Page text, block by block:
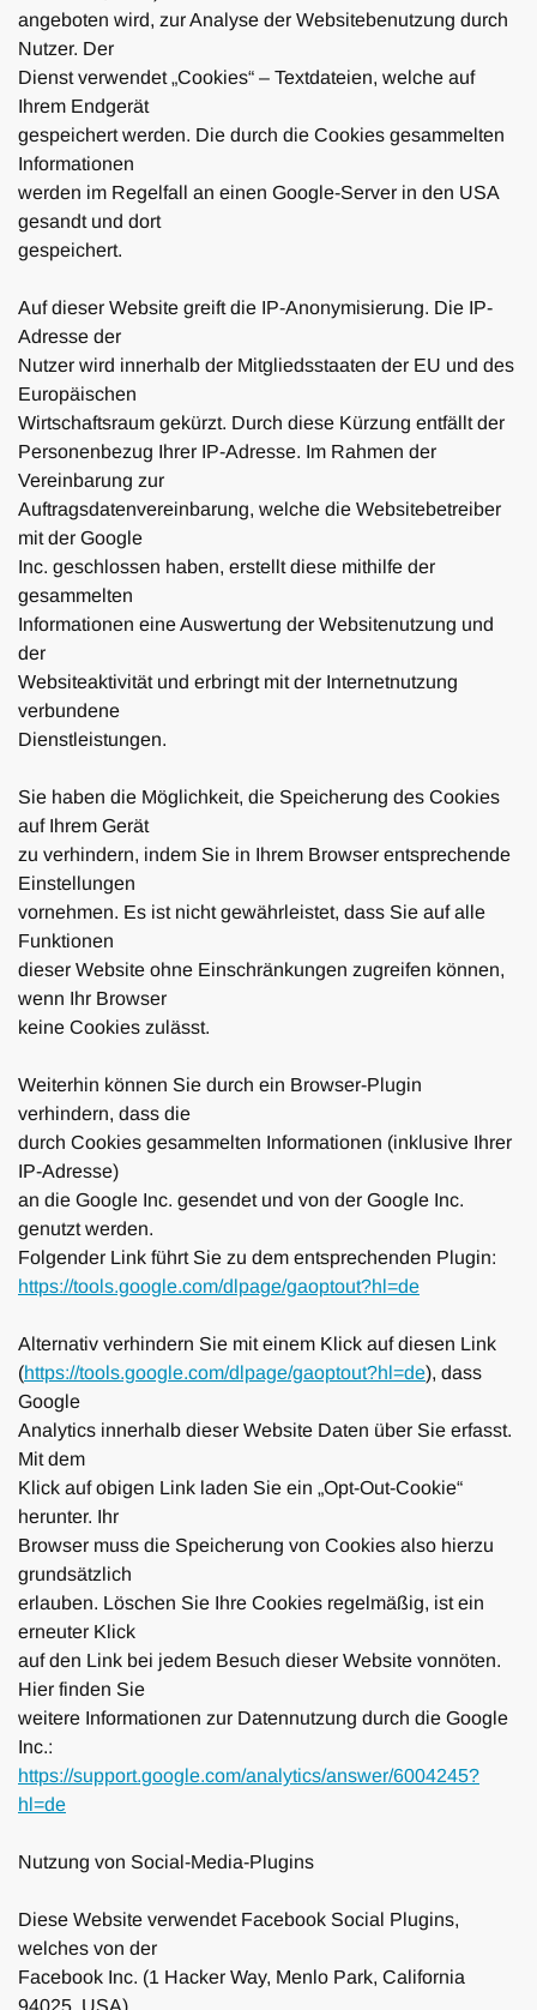
angeboten wird, zur Analyse der Websitebenutzung durch
Nutzer. Der
Dienst verwendet „Cookies“ – Textdateien, welche auf
Ihrem Endgerät
gespeichert werden. Die durch die Cookies gesammelten
Informationen
werden im Regelfall an einen Google-Server in den USA
gesandt und dort
gespeichert.
Auf dieser Website greift die IP-Anonymisierung. Die IP-
Adresse der
Nutzer wird innerhalb der Mitgliedsstaaten der EU und des
Europäischen
Wirtschaftsraum gekürzt. Durch diese Kürzung entfällt der
Personenbezug Ihrer IP-Adresse. Im Rahmen der
Vereinbarung zur
Auftragsdatenvereinbarung, welche die Websitebetreiber
mit der Google
Inc. geschlossen haben, erstellt diese mithilfe der
gesammelten
Informationen eine Auswertung der Websitenutzung und
der
Websiteaktivität und erbringt mit der Internetnutzung
verbundene
Dienstleistungen.
Sie haben die Möglichkeit, die Speicherung des Cookies
auf Ihrem Gerät
zu verhindern, indem Sie in Ihrem Browser entsprechende
Einstellungen
vornehmen. Es ist nicht gewährleistet, dass Sie auf alle
Funktionen
dieser Website ohne Einschränkungen zugreifen können,
wenn Ihr Browser
keine Cookies zulässt.
Weiterhin können Sie durch ein Browser-Plugin
verhindern, dass die
durch Cookies gesammelten Informationen (inklusive Ihrer
IP-Adresse)
an die Google Inc. gesendet und von der Google Inc.
genutzt werden.
Folgender Link führt Sie zu dem entsprechenden Plugin:
https://tools.google.com/dlpage/gaoptout?hl=de
Alternativ verhindern Sie mit einem Klick auf diesen Link
(https://tools.google.com/dlpage/gaoptout?hl=de), dass
Google
Analytics innerhalb dieser Website Daten über Sie erfasst.
Mit dem
Klick auf obigen Link laden Sie ein „Opt-Out-Cookie“
herunter. Ihr
Browser muss die Speicherung von Cookies also hierzu
grundsätzlich
erlauben. Löschen Sie Ihre Cookies regelmäßig, ist ein
erneuter Klick
auf den Link bei jedem Besuch dieser Website vonnöten.
Hier finden Sie
weitere Informationen zur Datennutzung durch die Google
Inc.:
https://support.google.com/analytics/answer/6004245?
hl=de
Nutzung von Social-Media-Plugins
Diese Website verwendet Facebook Social Plugins,
welches von der
Facebook Inc. (1 Hacker Way, Menlo Park, California
94025, USA)